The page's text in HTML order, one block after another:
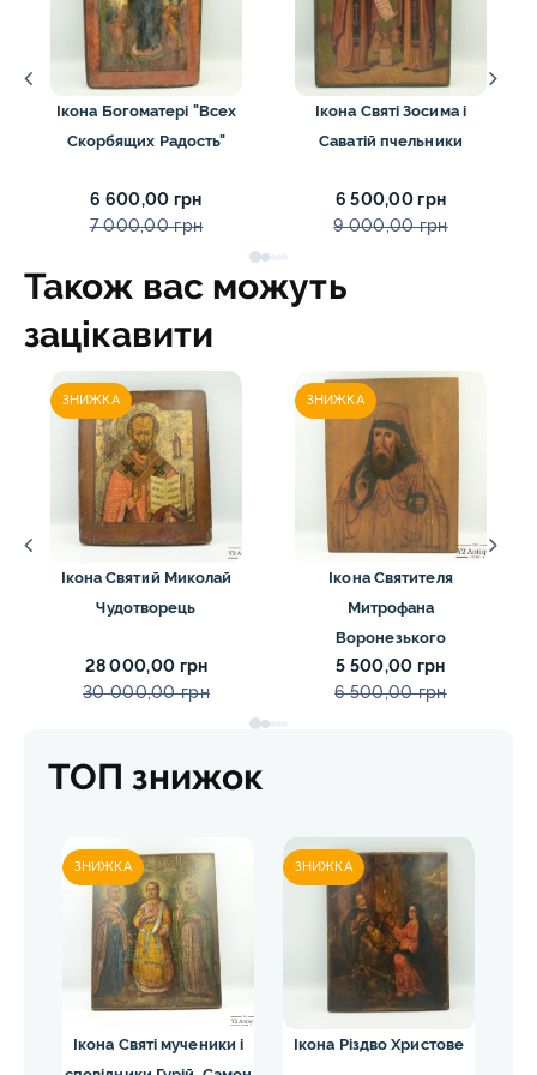
Ікона Богоматері "Всех
Скорбящих Радость"
6 600,00 грн
7 000,00 грн
Ікона Святі Зосима і
Саватій пчельники
6 500,00 грн
9 000,00 грн
Також вас можуть
зацікавити
ЗНИЖКА
Ікона Святий Миколай
Чудотворець
28 000,00 грн
30 000,00 грн
ЗНИЖКА
Ікона Святителя
Митрофана
Воронезького
5 500,00 грн
6 500,00 грн
ТОП знижок
ЗНИЖКА
Ікона Святі мученики і
ЗНИЖКА
Ікона Різдво Христове